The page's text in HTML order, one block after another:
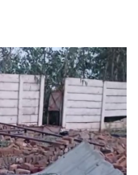
के
कारोबार
का
भंडाफोड़,
अमीनाबाद
में
5